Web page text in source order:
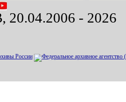
- 2026